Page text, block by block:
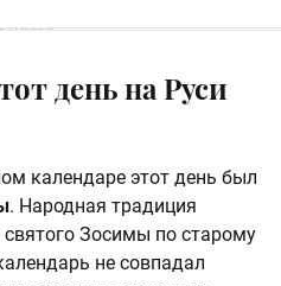
день на Руси
календаре этот день был
. Народная традиция
Зосимы по старому
не совпадал